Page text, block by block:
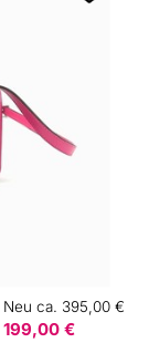
Neu ca. 395,00 €
199,00 €